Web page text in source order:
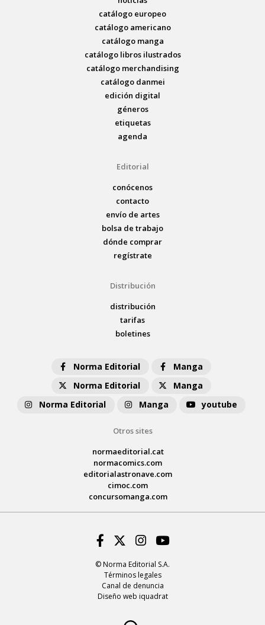
catálogo europeo
catálogo americano
catálogo manga
catálogo libros ilustrados
catálogo merchandising
catálogo danmei
edición digital
géneros
etiquetas
agenda
Editorial
conócenos
contacto
envío de artes
bolsa de trabajo
dónde comprar
regístrate
Distribución
distribución
tarifas
boletines
Norma Editorial
Manga
Norma Editorial
Manga
Norma Editorial
Manga youtube
Otros sites
normaeditorial.cat
normacomics.com
editorialastronave.com
cimoc.com
concursomanga.com
© Norma Editorial S.A.
Términos legales
Canal de denuncia
Diseño web iquadrat
Facebook
Twitter
Instagram
Youtube